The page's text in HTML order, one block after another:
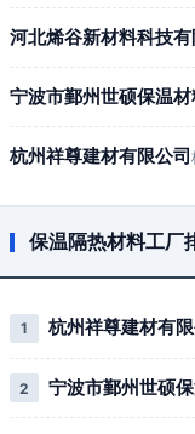
河北烯谷新材料科技有
宁波市鄞州世硕保温
杭州祥尊建材有限公司
保温隔热材料工厂
1 杭州祥尊建材有
2 宁波市鄞州世硕